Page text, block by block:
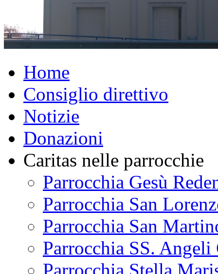
Home
Consiglio direttivo
Notizie
Donazioni
Caritas nelle parrocchie
Parrocchia Gesù
Parrocchia San
Parrocchia San
Parrocchia SS. Angeli
Parrocchia Stella